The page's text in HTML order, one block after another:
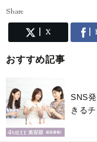
Share
X
おすすめ記事
SNS
きる